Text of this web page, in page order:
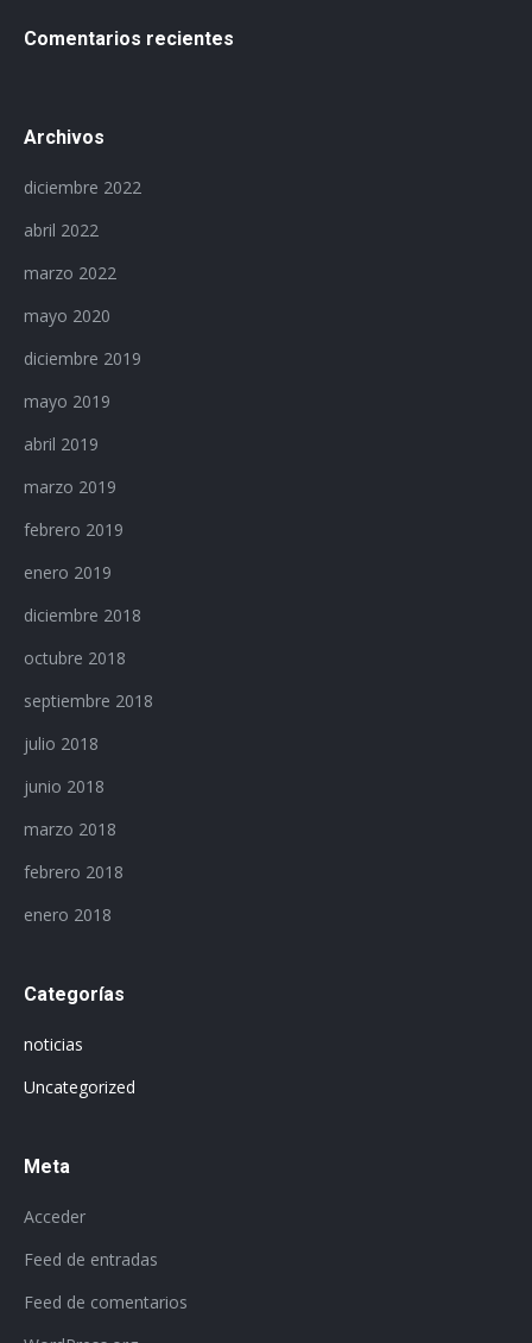
Comentarios recientes
Archivos
diciembre 2022
abril 2022
marzo 2022
mayo 2020
diciembre 2019
mayo 2019
abril 2019
marzo 2019
febrero 2019
enero 2019
diciembre 2018
octubre 2018
septiembre 2018
julio 2018
junio 2018
marzo 2018
febrero 2018
enero 2018
Categorías
noticias
Uncategorized
Meta
Acceder
Feed de entradas
Feed de comentarios